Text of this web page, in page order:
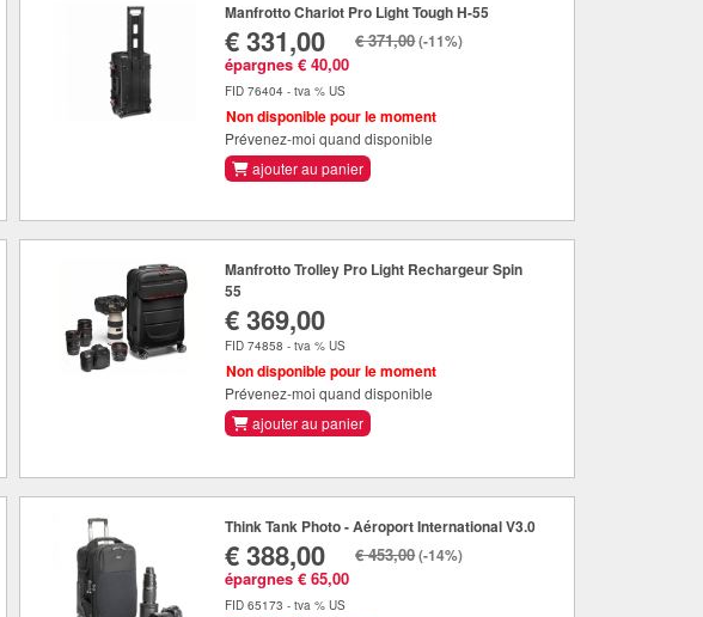
Manfrotto Chariot Pro Light Tough H-55
€ 331,00
épargnes € 40,00
€ 371,00(-11%)
FID 76404 - tva % US
Non disponible pour le moment
Prévenez-moi quand disponible
ajouter au panier
Manfrotto Trolley Pro Light Rechargeur Spin
55
€ 369,00
FID 74858 - tva % US
Non disponible pour le moment
Prévenez-moi quand disponible
ajouter au panier
Think Tank Photo - Aéroport International V3.0
€ 388,00
épargnes € 65,00
€ 453,00(-14%)
FID 65173 - tva % US